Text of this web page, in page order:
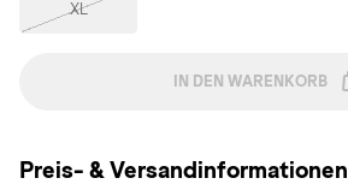
XL
IN DEN WARENKORB
Preis- & Versandinformationen